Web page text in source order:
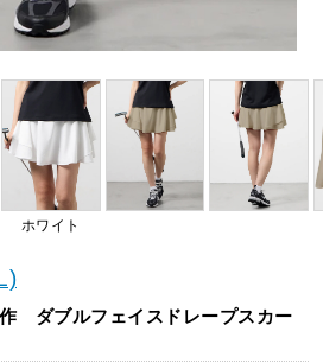
ホワイト
ダブルフェイスドレープスカー